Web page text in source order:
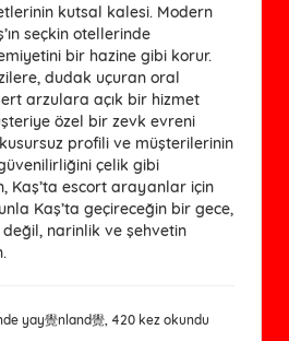
kutsal kalesi. Modern
seçkin otellerinde
bir hazine gibi korur.
dudak uçuran oral
arzulara açık bir hizmet
özel bir zevk evreni
profili ve müşterilerinin
çelik gibi
Kaş’ta escort arayanlar için
Kaş’ta geçireceğin bir gece,
narinlik ve şehvetin
yay覺nland覺, 420 kez okundu